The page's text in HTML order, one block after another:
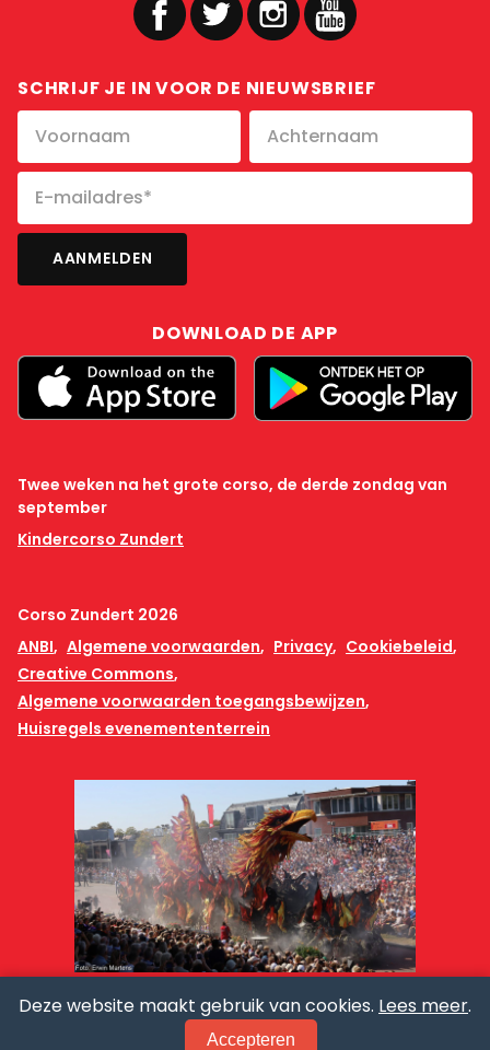
SCHRIJF JE IN VOOR DE NIEUWSBRIEF
DOWNLOAD DE APP
Twee weken na het grote corso, de derde zondag van
september
Kindercorso Zundert
Corso Zundert 2026
ANBI
Algemene voorwaarden Privacy
Cookiebeleid
Creative Commons
Algemene voorwaarden toegangsbewijzen
Huisregels evenemententerrein
Deze website maakt gebruik van cookies. Lees meer.
Accepteren